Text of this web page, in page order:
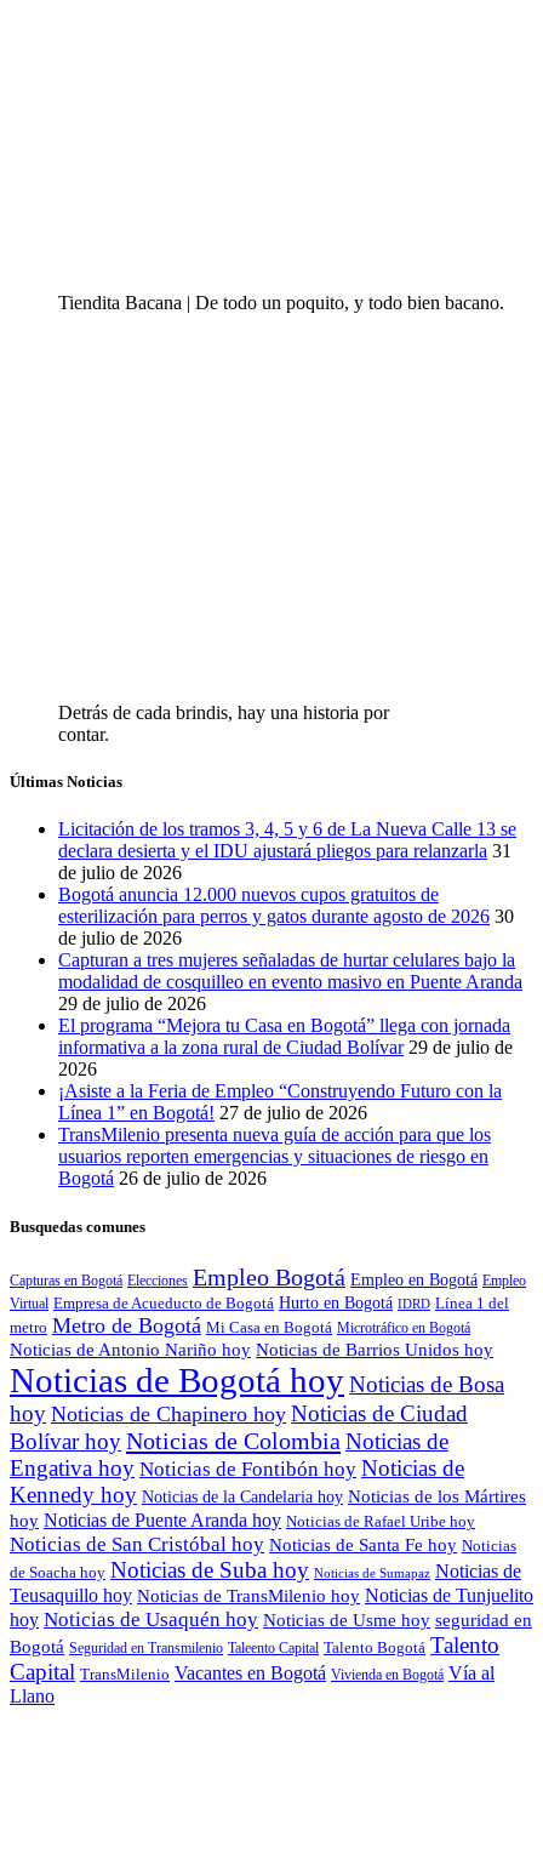
Tiendita Bacana | De todo un poquito, y todo bien bacano.
Detrás de cada brindis, hay una historia por
contar.
Últimas Noticias
Licitación de los tramos 3, 4, 5 y 6 de La Nueva Calle 13 se
declara desierta y el IDU ajustará pliegos para relanzarla 31
de julio de 2026
Bogotá anuncia 12.000 nuevos cupos gratuitos de
esterilización para perros y gatos durante agosto de 2026 30
de julio de 2026
Capturan a tres mujeres señaladas de hurtar celulares bajo la
modalidad de cosquilleo en evento masivo en Puente Aranda
29 de julio de 2026
El programa “Mejora tu Casa en Bogotá” llega con jornada
informativa a la zona rural de Ciudad Bolívar 29 de julio de
2026
¡Asiste a la Feria de Empleo “Construyendo Futuro con la
Línea 1” en Bogotá! 27 de julio de 2026
TransMilenio presenta nueva guía de acción para que los
usuarios reporten emergencias y situaciones de riesgo en
Bogotá 26 de julio de 2026
Busquedas comunes
Capturas en Bogotá Elecciones Empleo Bogotá Empleo en Bogotá Empleo
Virtual Empresa de Acueducto de Bogotá Hurto en Bogotá IDRD Línea 1 del
metro Metro de Bogotá Mi Casa en Bogotá Microtráfico en Bogotá
Noticias de Antonio Nariño hoy Noticias de Barrios Unidos hoy
Noticias de Bogotá hoyNoticias de Bosa
hoy Noticias de Chapinero hoy Noticias de Ciudad
Bolívar hoyNoticias de Colombia Noticias de
Engativa hoy Noticias de Fontibón hoy Noticias de
Kennedy hoy Noticias de la Candelaria hoy Noticias de los Mártires
hoy Noticias de Puente Aranda hoy Noticias de Rafael Uribe hoy
Noticias de San Cristóbal hoy Noticias de Santa Fe hoy Noticias
de Soacha hoy Noticias de Suba hoy Noticias de Sumapaz Noticias de
Teusaquillo hoy Noticias de TransMilenio hoy Noticias de Tunjuelito
hoy Noticias de Usaquén hoy Noticias de Usme hoy seguridad en
Bogotá Seguridad en Transmilenio Taleento Capital Talento Bogotá Talento
Capital TransMilenio Vacantes en Bogotá Vivienda en Bogotá Vía al
Llano